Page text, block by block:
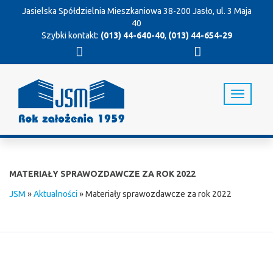
Jasielska Spółdzielnia Mieszkaniowa 38-200 Jasło, ul. 3 Maja
40
Szybki kontakt: (013) 44-640-40, (013) 44-654-29
T
o
MATERIAŁY SPRAWOZDAWCZE ZA ROK 2022
JSM »Aktualności»Materiały sprawozdawcze za rok 2022